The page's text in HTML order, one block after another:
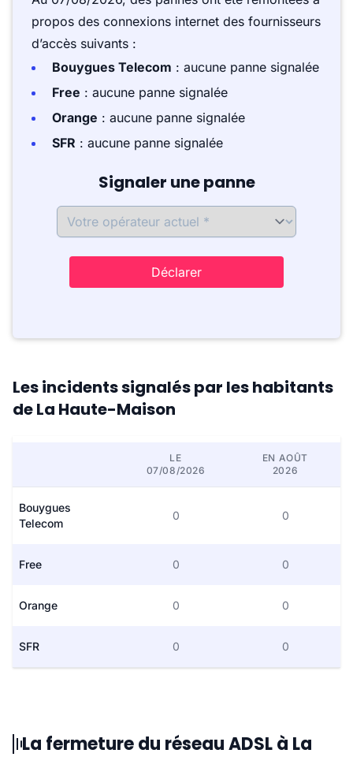
propos des connexions internet des fournisseurs
d’accès suivants :
Bouygues Telecom : aucune panne signalée
Free : aucune panne signalée
Orange : aucune panne signalée
SFR : aucune panne signalée
Signaler une panne
Déclarer
Les incidents signalés par les habitants
de La Haute-Maison
LE
07/08/2026
EN AOÛT
2026
Bouygues
Telecom
0 0
Free 0 0
Orange 0 0
SFR 0 0
La fermeture du réseau ADSL à La